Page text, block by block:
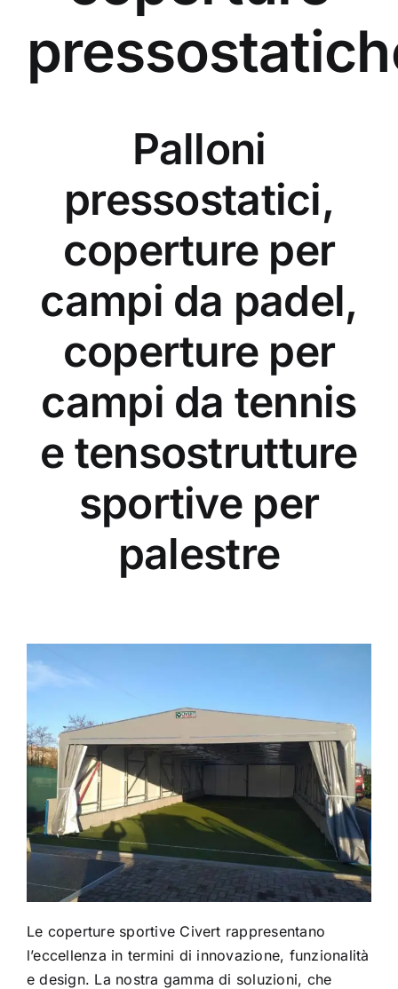
Palloni
pressostatici,
coperture per
campi da padel,
coperture per
campi da tennis
e tensostrutture
sportive per
palestre
Le coperture sportive Civert rappresentano
l’eccellenza in termini di innovazione, funzionalità
e design. La nostra gamma di soluzioni, che